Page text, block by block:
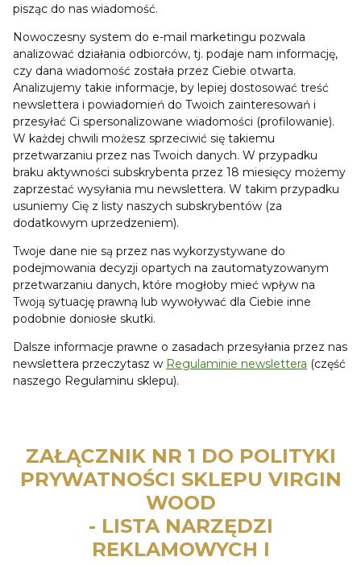
pisząc do nas wiadomość.
Nowoczesny system do e-mail marketingu pozwala
analizować działania odbiorców, tj. podaje nam informację,
czy dana wiadomość została przez Ciebie otwarta.
Analizujemy takie informacje, by lepiej dostosować treść
newslettera i powiadomień do Twoich zainteresowań i
przesyłać Ci spersonalizowane wiadomości (profilowanie).
W każdej chwili możesz sprzeciwić się takiemu
przetwarzaniu przez nas Twoich danych. W przypadku
braku aktywności subskrybenta przez 18 miesięcy możemy
zaprzestać wysyłania mu newslettera. W takim przypadku
usuniemy Cię z listy naszych subskrybentów (za
dodatkowym uprzedzeniem).
Twoje dane nie są przez nas wykorzystywane do
podejmowania decyzji opartych na zautomatyzowanym
przetwarzaniu danych, które mogłoby mieć wpływ na
Twoją sytuację prawną lub wywoływać dla Ciebie inne
podobnie doniosłe skutki.
Dalsze informacje prawne o zasadach przesyłania przez nas
newslettera przeczytasz w Regulaminie newslettera (część
naszego Regulaminu sklepu).
ZAŁĄCZNIK NR 1 DO POLITYKI
PRYWATNOŚCI SKLEPU VIRGIN
WOOD
- LISTA NARZĘDZI
REKLAMOWYCH I